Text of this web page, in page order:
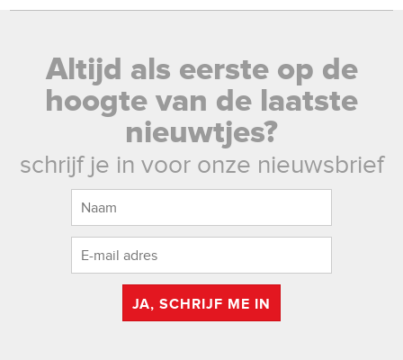
Altijd als eerste op de
hoogte van de laatste
nieuwtjes?
schrijf je in voor onze nieuwsbrief
JA, SCHRIJF ME IN